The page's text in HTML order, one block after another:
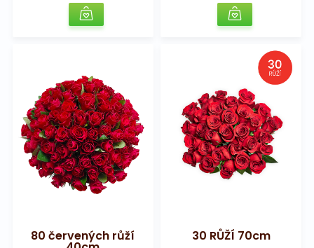
80 červených růží 30 RŮŽÍ 70cm